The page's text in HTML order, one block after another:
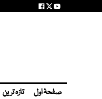
صفحۂ اول تازہ ترین